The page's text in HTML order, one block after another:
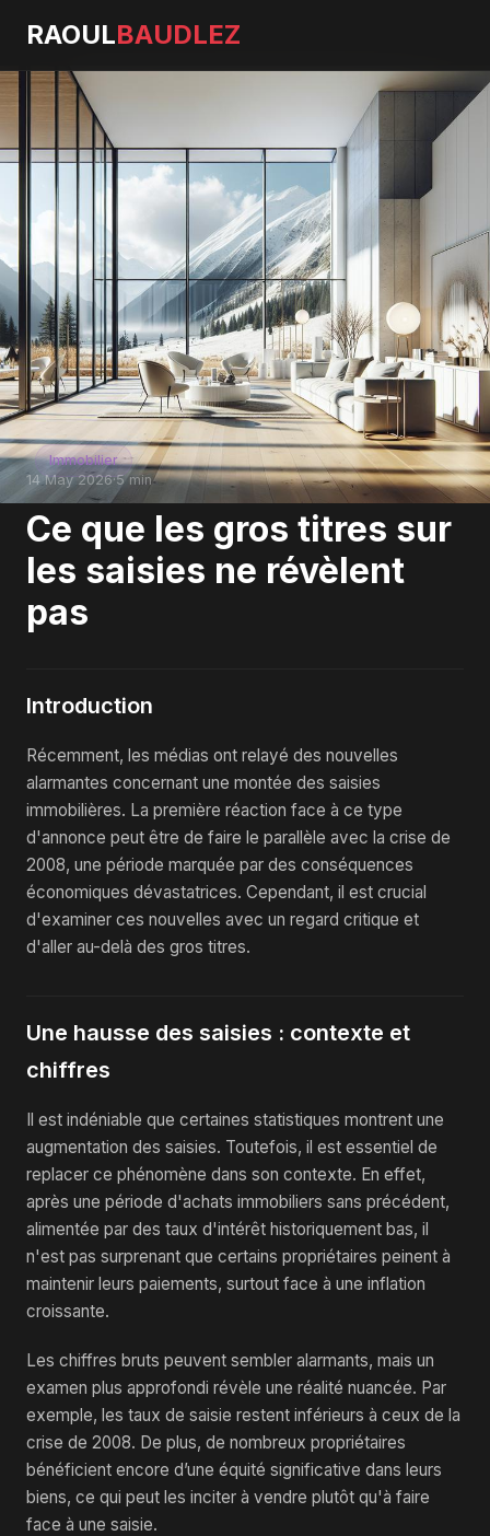
RAOULBAUDLEZ
Immobilier
14 May 2026·5 min
Ce que les gros titres sur
les saisies ne révèlent
pas
Introduction
Récemment, les médias ont relayé des nouvelles
alarmantes concernant une montée des saisies
immobilières. La première réaction face à ce type
d'annonce peut être de faire le parallèle avec la crise de
2008, une période marquée par des conséquences
économiques dévastatrices. Cependant, il est crucial
d'examiner ces nouvelles avec un regard critique et
d'aller au-delà des gros titres.
Une hausse des saisies : contexte et
chiffres
Il est indéniable que certaines statistiques montrent une
augmentation des saisies. Toutefois, il est essentiel de
replacer ce phénomène dans son contexte. En effet,
après une période d'achats immobiliers sans précédent,
alimentée par des taux d'intérêt historiquement bas, il
n'est pas surprenant que certains propriétaires peinent à
maintenir leurs paiements, surtout face à une inflation
croissante.
Les chiffres bruts peuvent sembler alarmants, mais un
examen plus approfondi révèle une réalité nuancée. Par
exemple, les taux de saisie restent inférieurs à ceux de la
crise de 2008. De plus, de nombreux propriétaires
bénéficient encore d’une équité significative dans leurs
biens, ce qui peut les inciter à vendre plutôt qu'à faire
face à une saisie.